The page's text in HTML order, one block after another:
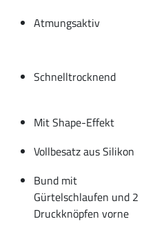
Atmungsaktiv
Schnelltrocknend
Mit Shape-Effekt
Vollbesatz aus Silikon
Bund mit
Gürtelschlaufen und 2
Druckknöpfen vorne